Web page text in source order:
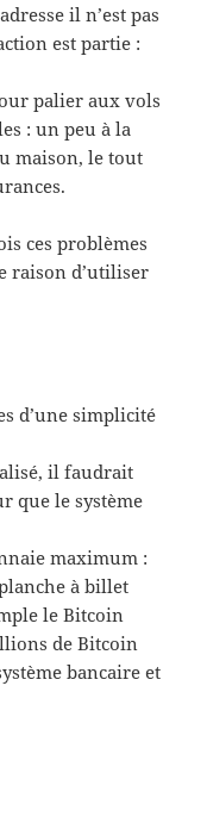
il n’est pas
est partie :
palier aux vols
: un peu à la
maison, le tout
ces problèmes
raison d’utiliser
d’une simplicité
il faudrait
que le système
maximum :
à billet
le Bitcoin
de Bitcoin
bancaire et